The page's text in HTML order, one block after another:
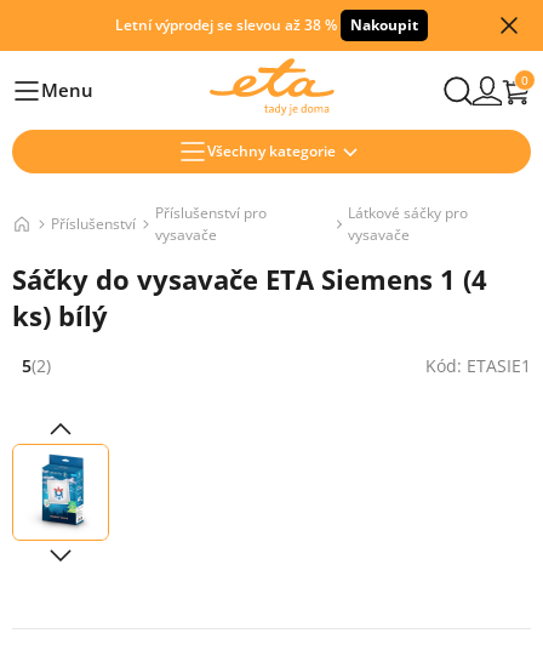
Letní výprodej se slevou až 38 % Nakoupit
HlavníMenu 0
Všechny kategorie
Příslušenství
Příslušenství pro
vysavače
Látkové sáčky pro
vysavače
Sáčky do vysavače ETA Siemens 1 (4
ks) bílý
Hodnocení: 5 z 5 (2 recenzí)
5(2) Kód: ETASIE1